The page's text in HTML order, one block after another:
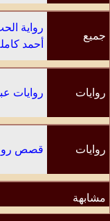
جميع
رواية
أحمد
روايات روايات
روايات
مشابهة
قصص